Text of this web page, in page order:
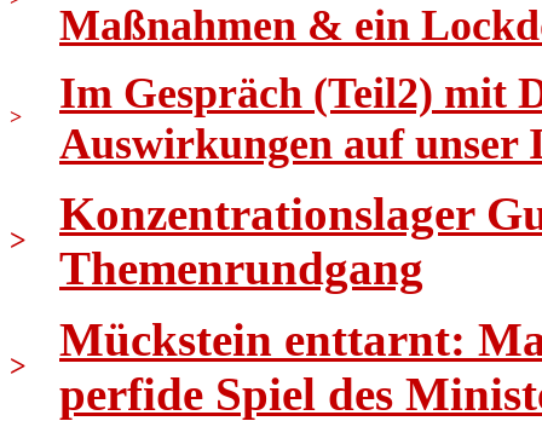
Maßnahmen & ein
>
Im Gespräch (Teil2) mit
Auswirkungen auf unser
>
Konzentrationslager
Themenrundgang
>
Mückstein enttarnt:
perfide Spiel des